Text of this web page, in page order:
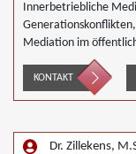
Innerbetriebliche
Mediation im
Gruppenkonflikten,
Wirtschaftsmediation
KONTAKT
Dr. Zillekens,